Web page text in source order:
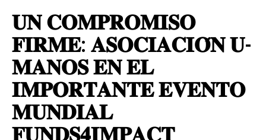
𝐔𝐍 𝐂𝐎𝐌𝐏𝐑𝐎𝐌𝐈𝐒𝐎
𝐅𝐈𝐑𝐌𝐄: 𝐀𝐒𝐎𝐂𝐈𝐀𝐂𝐈𝐎́𝐍 𝐔-
𝐌𝐀𝐍𝐎𝐒 𝐄𝐍 𝐄𝐋
𝐈𝐌𝐏𝐎𝐑𝐓𝐀𝐍𝐓𝐄 𝐄𝐕𝐄𝐍𝐓𝐎
𝐌𝐔𝐍𝐃𝐈𝐀𝐋
𝐅𝐔𝐍𝐃𝐒𝟒𝐈𝐌𝐏𝐀𝐂𝐓